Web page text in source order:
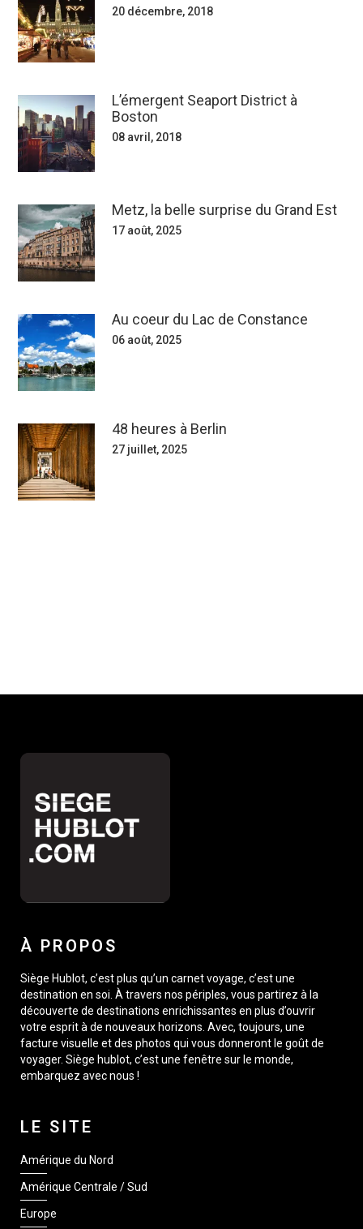
20 décembre, 2018
L’émergent Seaport District à
Boston
08 avril, 2018
Metz, la belle surprise du Grand Est
17 août, 2025
Au coeur du Lac de Constance
06 août, 2025
48 heures à Berlin
27 juillet, 2025
À PROPOS
Siège Hublot, c’est plus qu’un carnet voyage, c’est une
destination en soi. À travers nos périples, vous partirez à la
découverte de destinations enrichissantes en plus d’ouvrir
votre esprit à de nouveaux horizons. Avec, toujours, une
facture visuelle et des photos qui vous donneront le goût de
voyager. Siège hublot, c’est une fenêtre sur le monde,
embarquez avec nous !
LE SITE
Amérique du Nord
Amérique Centrale / Sud
Europe